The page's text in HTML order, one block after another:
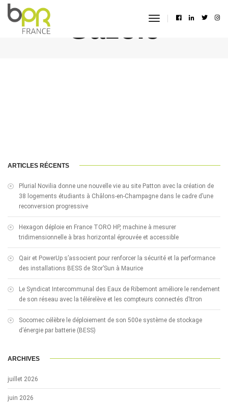
toggle
Gazole
ARTICLES RÉCENTS
Plurial Novilia donne une nouvelle vie au site Patton avec la création de
38 logements étudiants à Châlons-en-Champagne dans le cadre d’une
reconversion progressive
Hexagon déploie en France TORO HP, machine à mesurer
tridimensionnelle à bras horizontal éprouvée et accessible
Qair et PowerUp s’associent pour renforcer la sécurité et la performance
des installations BESS de Stor’Sun à Maurice
Le Syndicat Intercommunal des Eaux de Ribemont améliore le rendement
de son réseau avec la télérelève et les compteurs connectés d’Itron
Socomec célèbre le déploiement de son 500e système de stockage
d’énergie par batterie (BESS)
ARCHIVES
juillet 2026
juin 2026